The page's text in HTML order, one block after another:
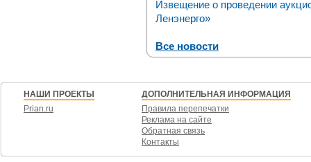
Извещение о проведении
Ленэнерго»
Все новости
НАШИ ПРОЕКТЫ
Prian.ru
ДОПОЛНИТЕЛЬНАЯ ИНФОРМАЦИЯ
Правила перепечатки
Реклама на сайте
Обратная связь
Контакты